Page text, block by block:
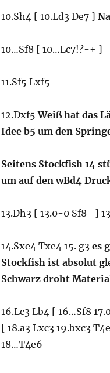
10.Sh4 [ 10.Ld3 De7 ]
10…Sf8 [ 10…Lc7!?-+ ]
11.Sf5 Lxf5
12.Dxf5Weiß hat das
Idee b5 um den
Seitens Stockfish 14
um auf den wBd4
13.Dh3 [ 13.0-0 Sf8= ]
14.Sxe4 Txe4 15. g3 es
Stockfish ist absolut
Schwarz droht
16.Lc3 Lb4 [ 16…Sf8
[ 18.a3 Lxc3 19.bxc3
18…T4e6